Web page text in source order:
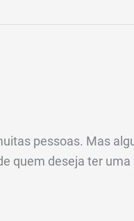
pessoas. Mas
quem deseja ter